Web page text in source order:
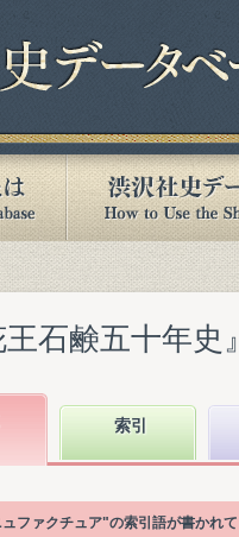
石鹸五十年史
索引
ファクチュア"の索引語が書かれ